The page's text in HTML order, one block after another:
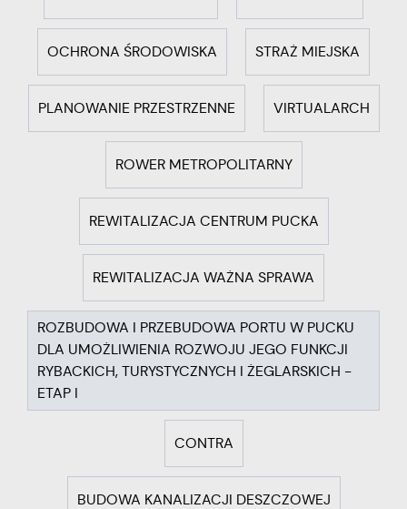
OCHRONA ŚRODOWISKA STRAŻ MIEJSKA
PLANOWANIE PRZESTRZENNE VIRTUALARCH
ROWER METROPOLITARNY
REWITALIZACJA CENTRUM PUCKA
REWITALIZACJA WAŻNA SPRAWA
ROZBUDOWA I PRZEBUDOWA PORTU W PUCKU
DLA UMOŻLIWIENIA ROZWOJU JEGO FUNKCJI
RYBACKICH, TURYSTYCZNYCH I ŻEGLARSKICH -
ETAP I
CONTRA
BUDOWA KANALIZACJI DESZCZOWEJ
Promocyjne pliki cookies służą do prezentowania Ci naszych
komunikatów na podstawie analizy Twoich upodobań oraz
internetowej. Treści promocyjne mogą pojawić się na
stronach podmiotów trzecich lub firm będących naszymi
partnerami oraz innych dostawców usług. Firmy te działają w
charakterze pośredników prezentujących nasze treści w
postaci wiadomości, ofert, komunikatów mediów
społecznościowych.